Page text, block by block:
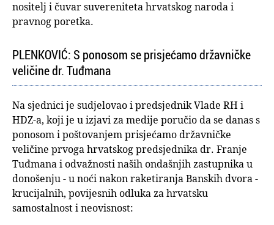
nositelj i čuvar suvereniteta hrvatskog naroda i
pravnog poretka.
PLENKOVIĆ: S ponosom se prisjećamo državničke
veličine dr. Tuđmana
Na sjednici je sudjelovao i predsjednik Vlade RH i
HDZ-a, koji je u izjavi za medije poručio da se danas s
ponosom i poštovanjem prisjećamo državničke
veličine prvoga hrvatskog predsjednika dr. Franje
Tuđmana i odvažnosti naših ondašnjih zastupnika u
donošenju - u noći nakon raketiranja Banskih dvora -
krucijalnih, povijesnih odluka za hrvatsku
samostalnost i neovisnost: